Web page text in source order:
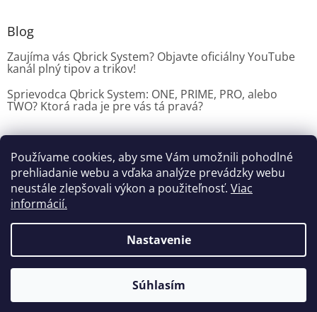
Používame cookies, aby sme Vám umožnili pohodlné
prehliadanie webu a vďaka analýze prevádzky webu
neustále zlepšovali výkon a použiteľnosť. Viac
informácií.
Nastavenie
Súhlasím
Blog
Zaujíma vás Qbrick System? Objavte oficiálny YouTube
kanál plný tipov a trikov!
Sprievodca Qbrick System: ONE, PRIME, PRO, alebo
TWO? Ktorá rada je pre vás tá pravá?
Dílenské vybavení CZ
Copyright 2026Dielenske vybavenie. Všetky práva
vyhradené.